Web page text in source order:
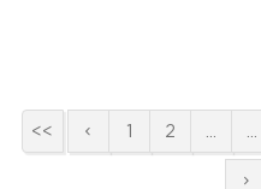
<< 1 2